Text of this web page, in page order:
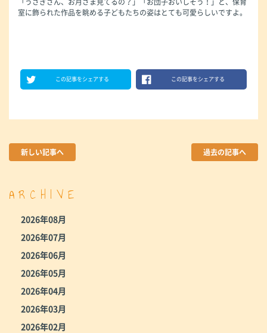
室に飾られた作品を眺める子どもたちの姿はとても可愛らしいですよ。
この記事をシェアする この記事をシェアする
新しい記事へ 過去の記事へ
ARCHIVE
2026年08月
2026年07月
2026年06月
2026年05月
2026年04月
2026年03月
2026年02月